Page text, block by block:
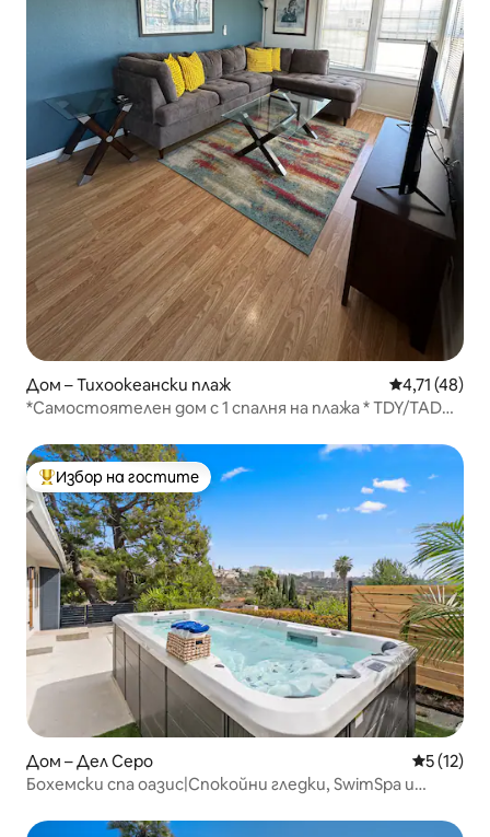
Дом – Тихоокеански плаж Средна
4,71 (48)
*Самостоятелен дом с 1 спалня на плажа * TDY/TAD
Най-популярен избор на гостите
Избор на гостите
Дом – Дел Серо Средна
5 (12)
Бохемски спа оазис|Спокойни гледки, SwimSpa и